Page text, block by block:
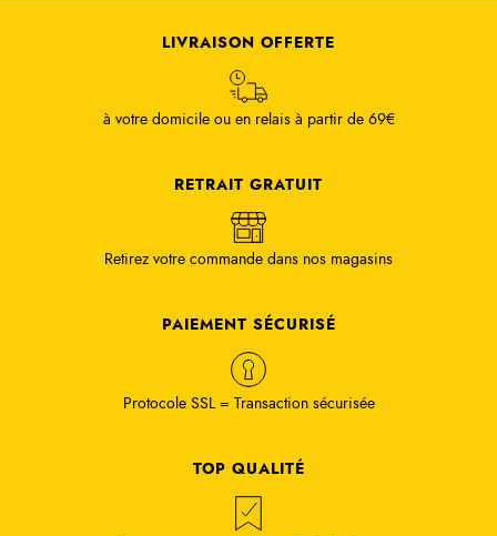
LIVRAISON OFFERTE
à votre domicile ou en relais à partir de 69€
RETRAIT GRATUIT
Retirez votre commande dans nos magasins
PAIEMENT SÉCURISÉ
Protocole SSL = Transaction sécurisée
TOP QUALITÉ